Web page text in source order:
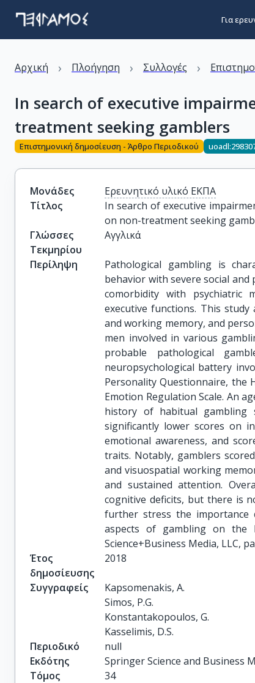
Για
Αρχική › Πλοήγηση › Συλλογές ›
In search of executive
treatment seeking gamblers
Επιστημονική δημοσίευση - Άρθρο Περιοδικού
Μονάδες
Ερευνητικό υλικό ΕΚΠΑ
Τίτλος
In search of executive
on non-treatment seeking
Γλώσσες
Τεκμηρίου
Αγγλικά
Περίληψη
Pathological gambling is
behavior with severe social and
comorbidity with psychiatric
executive functions. This
and working memory, and
men involved in various
probable pathological
neuropsychological battery
Personality Questionnaire, the
Emotion Regulation Scale. An
history of habitual gambling
significantly lower scores on
emotional awareness, and
traits. Notably, gamblers
and visuospatial working
and sustained attention.
cognitive deficits, but there is
further stress the importance
aspects of gambling on the
Science+Business Media, LLC,
Έτος
δημοσίευσης
2018
Συγγραφείς
Kapsomenakis, A.
Simos, P.G.
Konstantakopoulos, G.
Kasselimis, D.S.
Περιοδικό
null
Εκδότης
Springer Science and Business
Τόμος
34